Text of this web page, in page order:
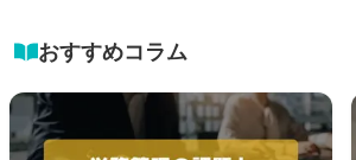
おすすめコラム